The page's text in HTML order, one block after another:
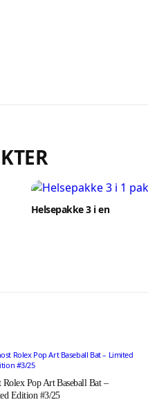
Helsepakke 3 i en
Rolex Pop Art Baseball Bat –
Edition #3/25